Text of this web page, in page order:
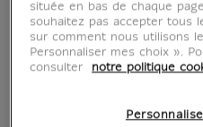
située en bas de chaque
souhaitez pas accepter tous
sur comment nous utilisons
Personnaliser mes choix ».
consulter
notre politique